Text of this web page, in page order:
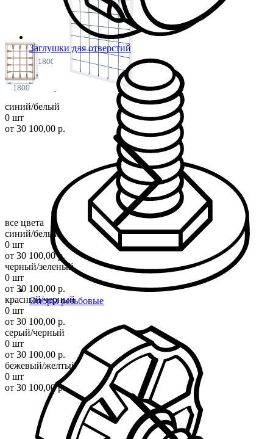
Заглушки для отверстий
Опоры резьбовые
1800
1800
синий/белый
0 шт
от 30 100,00 р.
все цвета
синий/белый
0 шт
от 30 100,00 р.
черный/зеленый
0 шт
от 30 100,00 р.
красный/черный
0 шт
от 30 100,00 р.
серый/черный
0 шт
от 30 100,00 р.
бежевый/желтый
0 шт
от 30 100,00 р.